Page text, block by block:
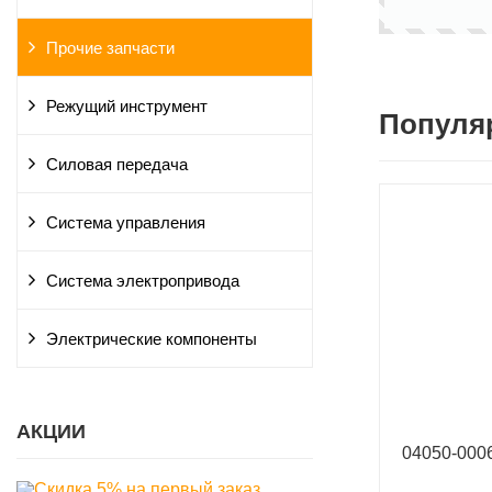
Прочие запчасти
Режущий инструмент
Силовая передача
Система управления
Система электропривода
Электрические компоненты
АКЦИИ
04050-